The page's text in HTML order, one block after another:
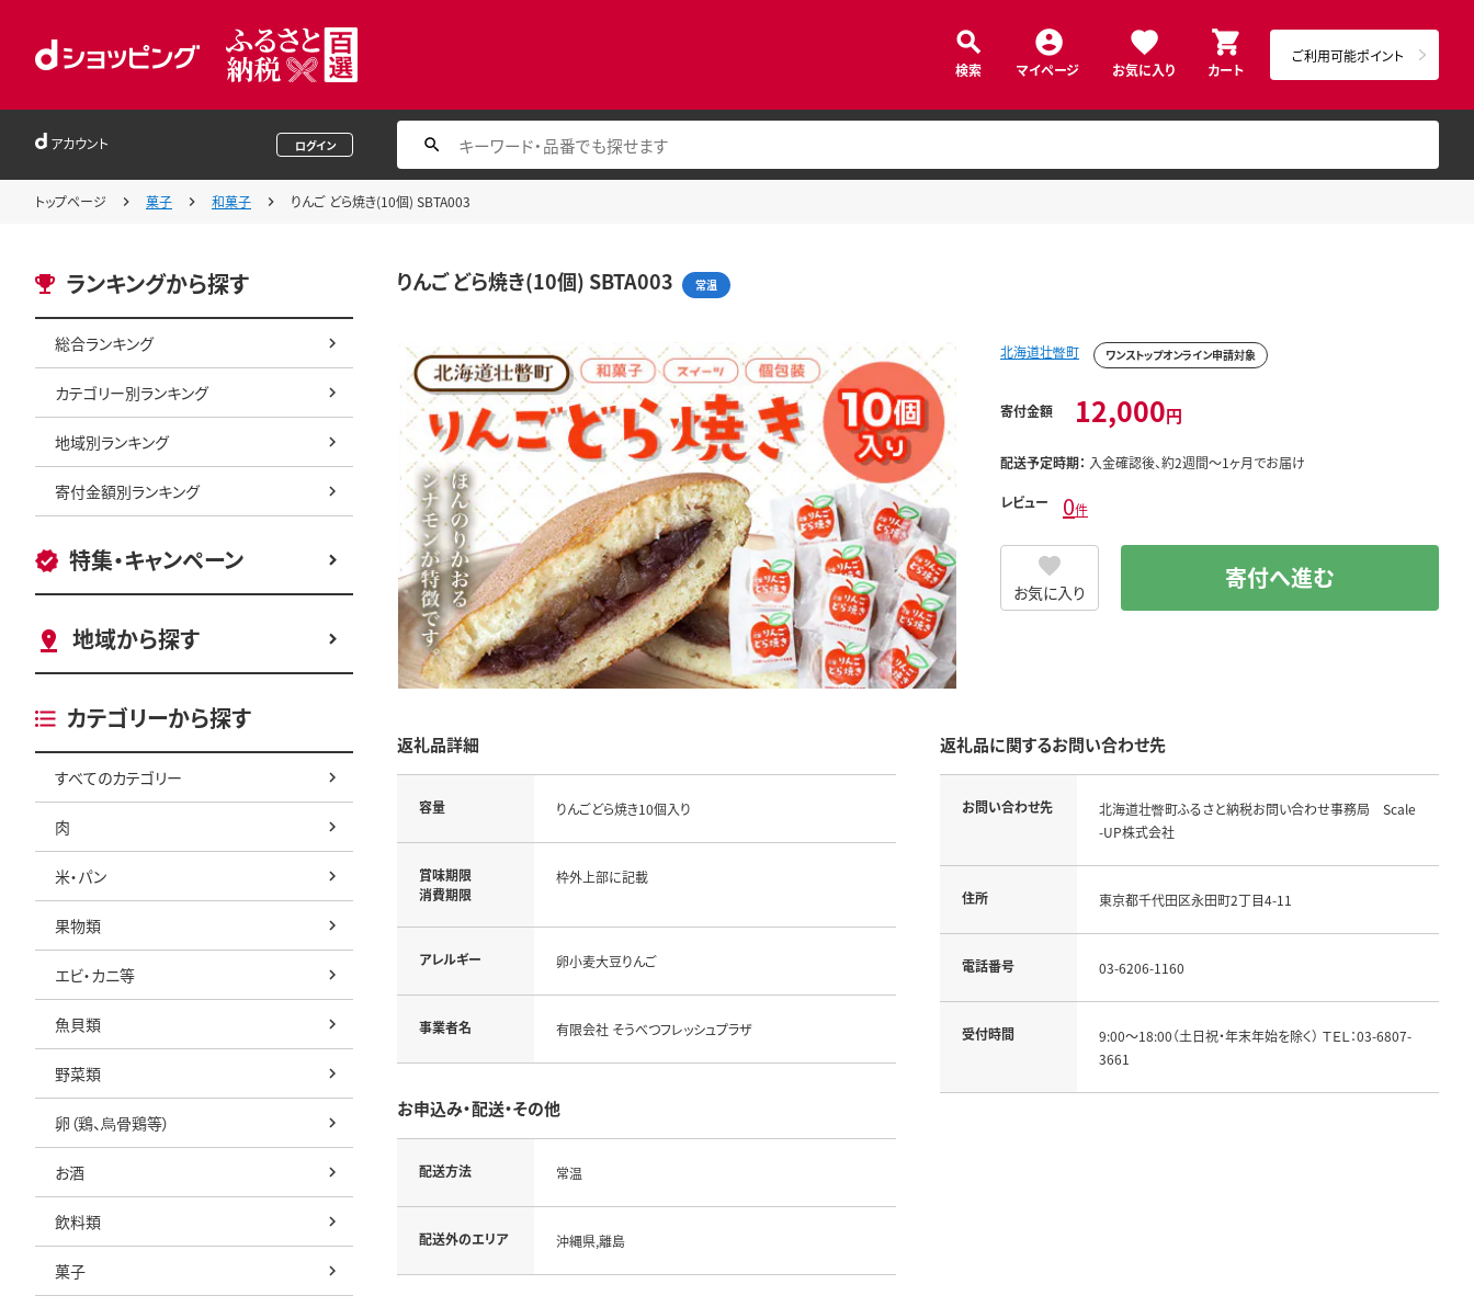
検索 マイページ お気に入り カート
ご利用可能ポイント
アカウント ログイン
トップページ 菓子 和菓子 りんご どら焼き(10個) SBTA003
ランキングから探す
総合ランキング
カテゴリー別ランキング
地域別ランキング
寄付金額別ランキング
特集・キャンペーン
地域から探す
カテゴリーから探す
すべてのカテゴリー
肉
米・パン
果物類
エビ・カニ等
魚貝類
野菜類
卵（鶏、烏骨鶏等）
お酒
飲料類
菓子
りんご どら焼き(10個) SBTA003 常温
北海道壮瞥町 ワンストップオンライン申請対象
寄付金額 12,000円
配送予定時期： 入金確認後、約2週間～1ヶ月でお届け
レビュー 0件
お気に入り 寄付へ進む
返礼品詳細
容量 りんごどら焼き10個入り
賞味期限
消費期限
枠外上部に記載
アレルギー 卵小麦大豆りんご
事業者名 有限会社 そうべつフレッシュプラザ
お申込み・配送・その他
配送方法 常温
配送外のエリア 沖縄県,離島
返礼品に関するお問い合わせ先
お問い合わせ先
北海道壮瞥町ふるさと納税お問い合わせ事務局 Scale
-UP株式会社
住所 東京都千代田区永田町2丁目4-11
電話番号 03-6206-1160
受付時間
9:00～18:00（土日祝・年末年始を除く） ＴＥＬ：03-6807-
3661